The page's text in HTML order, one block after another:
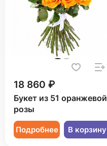
18 860 ₽
Букет из 51 оранжевой
розы
Подробнее В корзину